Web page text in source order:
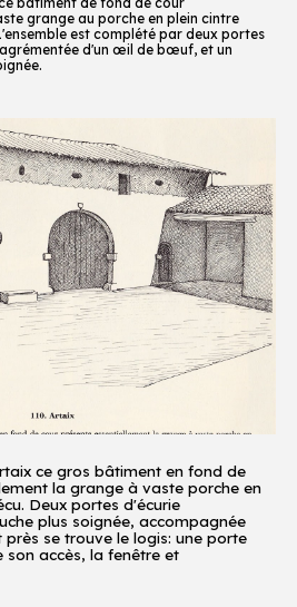
grange au porche en plein cintre
est complété par deux portes
d'un œil de bœuf, et un
ce gros bâtiment en fond de
la grange à vaste porche en
Deux portes d'écurie
plus soignée, accompagnée
se trouve le logis: une porte
son accès, la fenêtre et